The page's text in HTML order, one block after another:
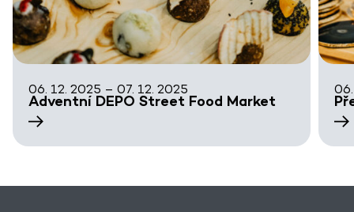
06. 12. 2025 – 07. 12. 2025
Adventní DEPO Street Food Market